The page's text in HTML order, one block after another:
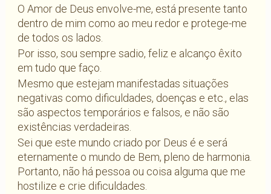
O Amor de Deus envolve-me, está presente tanto
dentro de mim como ao meu redor e protege-me
de todos os lados.
Por isso, sou sempre sadio, feliz e alcanço êxito
em tudo que faço.
Mesmo que estejam manifestadas situações
negativas como dificuldades, doenças e etc., elas
são aspectos temporários e falsos, e não são
existências verdadeiras.
Sei que este mundo criado por Deus é e será
eternamente o mundo de Bem, pleno de harmonia.
Portanto, não há pessoa ou coisa alguma que me
hostilize e crie dificuldades.